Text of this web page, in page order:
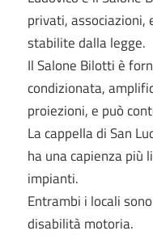
privati, associazioni,
stabilite dalla legge.
Il Salone Bilotti è
condizionata,
proiezioni, e può
La cappella di San
ha una capienza più
impianti.
Entrambi i locali
disabilità motoria.